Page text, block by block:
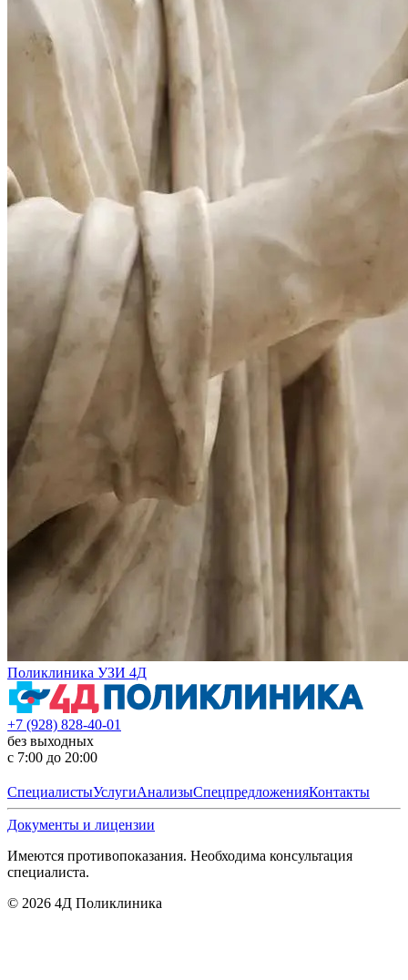
Поликлиника УЗИ 4Д
+7 (928) 828-40-01
без выходных
с 7:00 до 20:00
СпециалистыУслугиАнализыСпецпредложенияКонтакты
Документы и лицензии
Имеются противопоказания. Необходима консультация
специалиста.
© 2026 4Д Поликлиника